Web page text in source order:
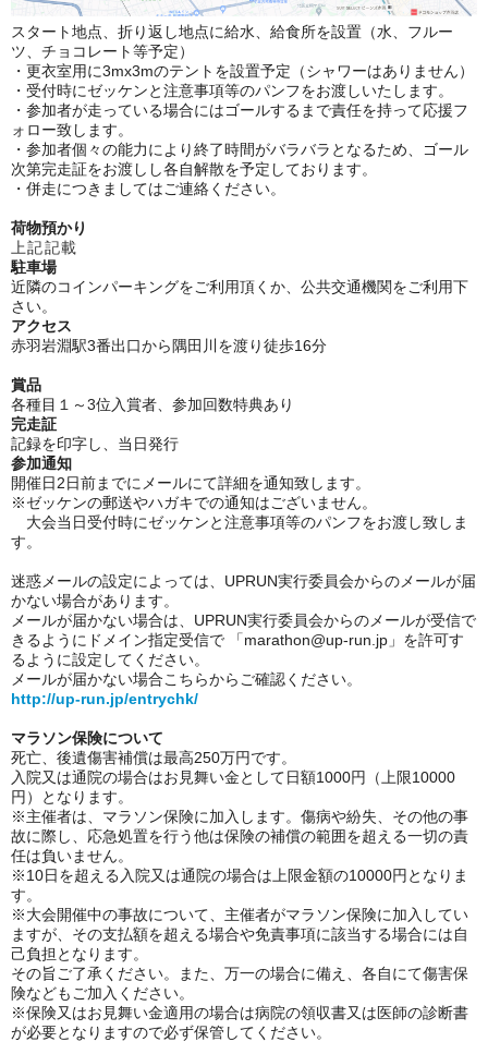
スタート地点、折り返し地点に給水、給食所を設置（水、フルー
ツ、チョコレート等予定）
・更衣室用に3mx3mのテントを設置予定（シャワーはありません）
・受付時にゼッケンと注意事項等のパンフをお渡しいたします。
・参加者が走っている場合にはゴールするまで責任を持って応援フ
ォロー致します。
・参加者個々の能力により終了時間がバラバラとなるため、ゴール
次第完走証をお渡しし各自解散を予定しております。
・併走につきましてはご連絡ください。
荷物預かり
上記記載
駐車場
近隣のコインパーキングをご利用頂くか、公共交通機関をご利用下
さい。
アクセス
赤羽岩淵駅3番出口から隅田川を渡り徒歩16分
賞品
各種目１～3位入賞者、 参加回数特典あり
完走証
記録を印字し、当日発行
参加通知
開催日2日前までにメールにて詳細を通知致します。
※ゼッケンの郵送やハガキでの通知はございません。
大会当日受付時にゼッケンと注意事項等のパンフをお渡し致しま
す。
迷惑メールの設定によっては、UPRUN実行委員会からのメールが届
かない場合があります。
メールが届かない場合は、UPRUN実行委員会からのメールが受信で
きるようにドメイン指定受信で 「marathon@up-run.jp」を許可す
るように設定してください。
メールが届かない場合こちらからご確認ください。
http://up-run.jp/entrychk/
マラソン保険について
死亡、後遺傷害補償は最高250万円です。
入院又は通院の場合はお見舞い金として日額1000円（上限10000
円）となります。
※主催者は、マラソン保険に加入します。傷病や紛失、その他の事
故に際し、応急処置を行う他は保険の補償の範囲を超える一切の責
任は負いません。
※10日を超える入院又は通院の場合は上限金額の10000円となりま
す。
※大会開催中の事故について、主催者がマラソン保険に加入してい
ますが、その支払額を超える場合や免責事項に該当する場合には自
己負担となります。
その旨ご了承ください。また、万一の場合に備え、各自にて傷害保
険などもご加入ください。
※保険又はお見舞い金適用の場合は病院の領収書又は医師の診断書
が必要となりますので必ず保管してください。